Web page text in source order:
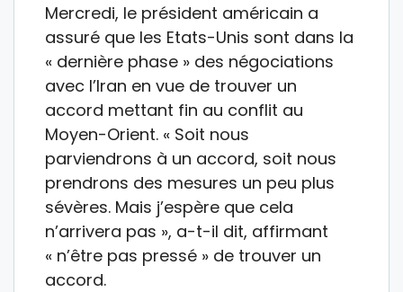
Mercredi, le président américain a
assuré que les Etats-Unis sont dans la
« dernière phase » des négociations
avec l’Iran en vue de trouver un
accord mettant fin au conflit au
Moyen-Orient. « Soit nous
parviendrons à un accord, soit nous
prendrons des mesures un peu plus
sévères. Mais j’espère que cela
n’arrivera pas », a-t-il dit, affirmant
« n’être pas pressé » de trouver un
accord.